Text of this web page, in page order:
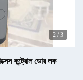
2 / 3
কন্ট্রোল ডোর লক